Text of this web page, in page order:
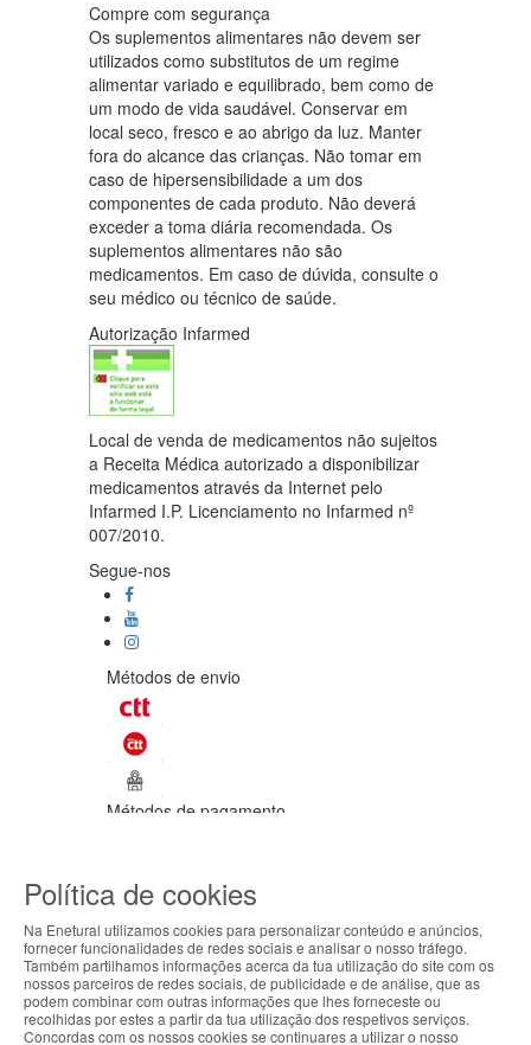
Compre com segurança
Os suplementos alimentares não devem ser
utilizados como substitutos de um regime
alimentar variado e equilibrado, bem como de
um modo de vida saudável. Conservar em
local seco, fresco e ao abrigo da luz. Manter
fora do alcance das crianças. Não tomar em
caso de hipersensibilidade a um dos
componentes de cada produto. Não deverá
exceder a toma diária recomendada. Os
suplementos alimentares não são
medicamentos. Em caso de dúvida, consulte o
seu médico ou técnico de saúde.
Autorização Infarmed
Local de venda de medicamentos não sujeitos
a Receita Médica autorizado a disponibilizar
medicamentos através da Internet pelo
Infarmed I.P. Licenciamento no Infarmed nº
007/2010.
Segue-nos
Métodos de envio
Métodos de pagamento
Todos os direitos reservados / Salvo
apresentadas são válidas até ao dia 08-
08-2026.
Designed & developed byBsolus
Filtrar por
ABOUT THE COOKIES
Enetural handles information about your visit using
Política de cookies
Na Enetural utilizamos cookies para personalizar conteúdo e anúncios,
fornecer funcionalidades de redes sociais e analisar o nosso tráfego.
Também partilhamos informações acerca da tua utilização do site com os
nossos parceiros de redes sociais, de publicidade e de análise, que as
podem combinar com outras informações que lhes forneceste ou
recolhidas por estes a partir da tua utilização dos respetivos serviços.
Concordas com os nossos cookies se continuares a utilizar o nosso